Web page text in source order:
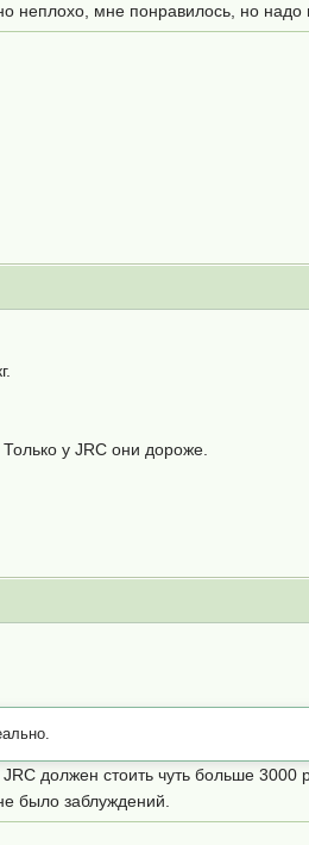
неплохо, мне понравилось, но надо
у JRC они дороже.
должен стоить чуть больше 3000
было заблуждений.